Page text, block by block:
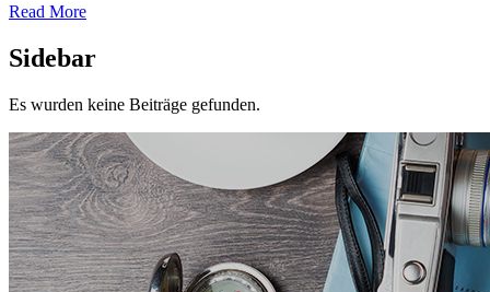
Read More
Sidebar
Es wurden keine Beiträge gefunden.